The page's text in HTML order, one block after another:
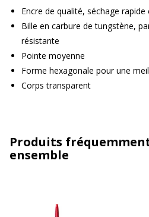
Encre de qualité, séchage
Bille en carbure de tungstène,
résistante
Pointe moyenne
Forme hexagonale pour une
Corps transparent
Produits
ensemble